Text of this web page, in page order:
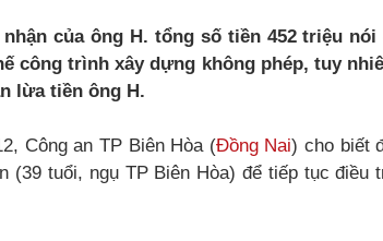
nhận của ông H. tổng số tiền 452 triệu
công trình xây dựng không phép, tuy
lừa tiền ông H.
Công an TP Biên Hòa (Đồng Nai) cho biết
(39 tuổi, ngụ TP Biên Hòa) để tiếp tục điều